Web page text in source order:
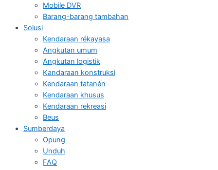
Mobile DVR
Barang-barang tambahan
Solusi
Kendaraan rékayasa
Angkutan umum
Angkutan logistik
Kandaraan konstruksi
Kendaraan tatanén
Kendaraan khusus
Kendaraan rekreasi
Beus
Sumberdaya
Opung
Unduh
FAQ